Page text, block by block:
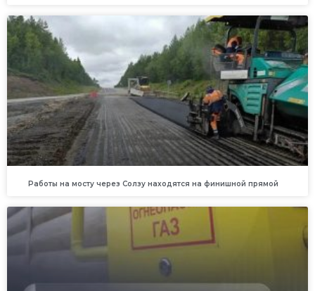
Работы на мосту через Солзу находятся на финишной прямой